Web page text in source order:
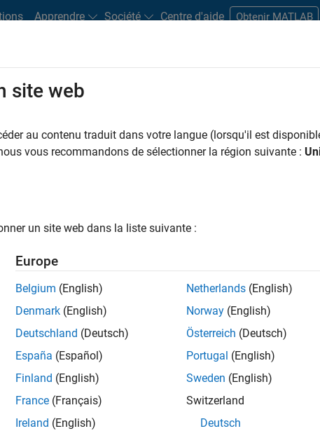
Apprendre Société Centre d'aide Obtenir MATLAB
nos bureaux Étudiants et carrières
PAR Gestion des programmes Ingénierie de la qualité Ingénierie
descriptions de poste n’ont pas toutes été traduites. Effectuez
de votre région.
Senior Software Quality Engineer
Senior Software Quality Engineer
FR-Meudon| Ingénierie de la qualité | Expérimenté(e)
Leverage your C/C++ development skills to design and
automated test suites, Hands-on testing for Polyspace.
site web
au contenu traduit dans votre langue (lorsqu'il est
vous recommandons de sélectionner la région suivante :
un site web dans la liste suivante :
Europe
Belgium (English)
Denmark (English)
Deutschland (Deutsch)
España (Español)
Finland (English)
France (Français)
Ireland (English)
Netherlands (English)
Norway (English)
Österreich (Deutsch)
Portugal (English)
Sweden (English)
Switzerland
Deutsch